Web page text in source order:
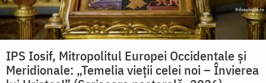
IPS Iosif, Mitropolitul Europei Occidentale și
Meridionale: „Temelia vieții celei noi – Învierea